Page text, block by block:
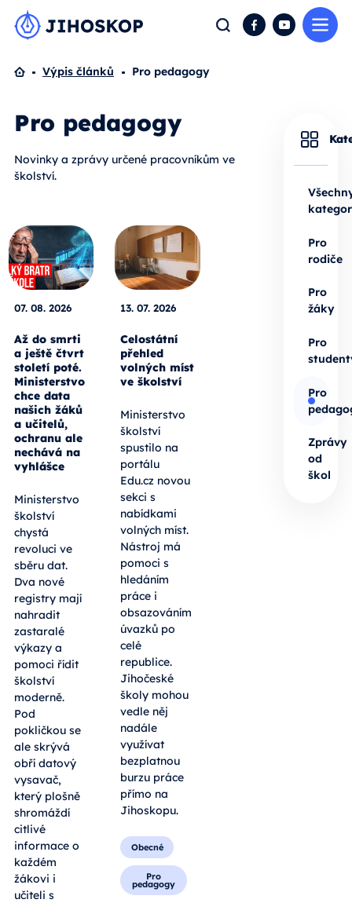
Hledat FacebookYouTube
Domů
Výpis článků Pro pedagogy
Pro pedagogy
Novinky a zprávy určené pracovníkům ve
školství.
07. 08. 2026
Až do smrti
a ještě čtvrt
století poté.
Ministerstvo
chce data
našich žáků
a učitelů,
ochranu ale
nechává na
vyhlášce
Ministerstvo
školství
chystá
revoluci ve
sběru dat.
Dva nové
registry mají
nahradit
zastaralé
výkazy a
pomoci řídit
školství
moderně.
Pod
pokličkou se
ale skrývá
obří datový
vysavač,
který plošně
shromáždí
citlivé
informace o
každém
žákovi i
učiteli s
13. 07. 2026
Celostátní
přehled
volných míst
ve školství
Ministerstvo
školství
spustilo na
portálu
Edu.cz novou
sekci s
nabídkami
volných míst.
Nástroj má
pomoci s
hledáním
práce i
obsazováním
úvazků po
celé
republice.
Jihočeské
školy mohou
vedle něj
nadále
využívat
bezplatnou
burzu práce
přímo na
Jihoskopu.
Obecné
Pro
pedagogy
Pro
rodiče
Pro
žáky
Pro
Pro
Zprávy
od
škol